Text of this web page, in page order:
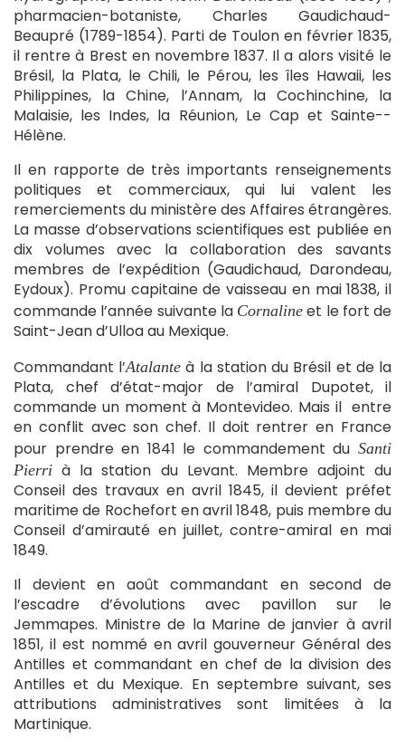
pharmacien-botaniste, Charles Gaudichaud-
Beaupré (1789-1854). Parti de Toulon en février 1835,
il rentre à Brest en novembre 1837. Il a alors visité le
Brésil, la Plata, le Chili, le Pérou, les îles Hawaii, les
Philippines, la Chine, l’Annam, la Cochinchine, la
Malaisie, les Indes, la Réunion, Le Cap et Sainte-­
Hélène.
Il en rapporte de très importants renseignements
politiques et commerciaux, qui lui valent les
remerciements du ministère des Affaires étrangères.
La masse d’observations scientifiques est publiée en
dix volumes avec la collaboration des savants
membres de l’expédition (Gaudichaud, Darondeau,
Eydoux). Promu capitaine de vaisseau en mai 1838, il
commande l’année suivante la Cornaline et le fort de
Saint-Jean d’Ulloa au Mexique.
Commandant l’Atalante à la station du Brésil et de la
Plata, chef d’état-major de l’amiral Dupotet, il
commande un moment à Montevideo. Mais il entre
en conflit avec son chef. Il doit rentrer en France
pour prendre en 1841 le commandement du Santi
Pierri à la station du Levant. Membre adjoint du
Conseil des travaux en avril 1845, il devient préfet
maritime de Rochefort en avril 1848, puis membre du
Conseil d’amirauté en juillet, contre-amiral en mai
1849.
Il devient en août commandant en second de
l’escadre d’évolutions avec pavillon sur le
Jemmapes. Ministre de la Marine de janvier à avril
1851, il est nommé en avril gouverneur Général des
Antilles et commandant en chef de la division des
Antilles et du Mexique. En septembre suivant, ses
attributions administratives sont limitées à la
Martinique.